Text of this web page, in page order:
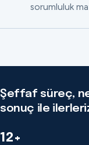
sorumluluk
Şeffaf süreç,
sonuç ile
12+